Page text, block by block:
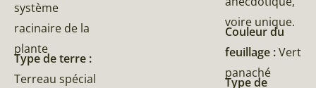
système
racinaire de la
plante
Type de terre :
Terreau spécial
voire unique.
Couleur du
feuillage :Vert
panaché
Type de